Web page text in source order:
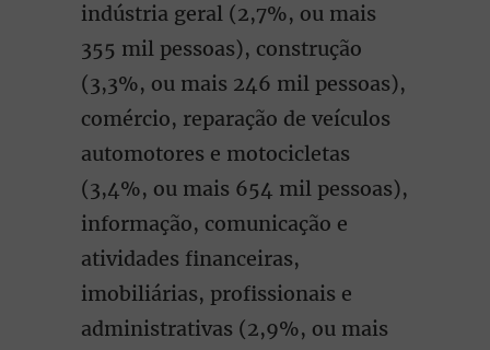
indústria geral (2,7%, ou mais
355 mil pessoas), construção
(3,3%, ou mais 246 mil pessoas),
comércio, reparação de veículos
automotores e motocicletas
(3,4%, ou mais 654 mil pessoas),
informação, comunicação e
atividades financeiras,
imobiliárias, profissionais e
administrativas (2,9%, ou mais